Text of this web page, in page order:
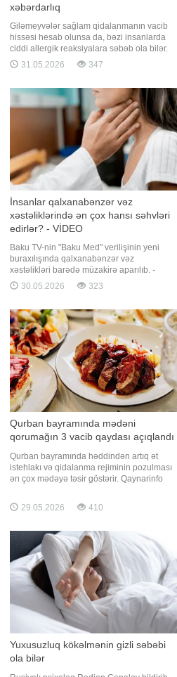
xəbərdarlıq
Giləmeyvələr sağlam qidalanmanın vacib
hissəsi hesab olunsa da, bəzi insanlarda
ciddi allergik reaksiyalara səbəb ola bilər.
Allergoloqlar bildirirlər ki, xüsusilə çiy halda
istehlak olunan bəzi giləmeyvələr immun
tətikləyə bilir. xəbər verir ki, mütəxəssisləri
31.05.2026 347
İnsanlar qalxanabənzər vəz
xəstəliklərində ən çox hansı səhvləri
edirlər? - VİDEO
Baku TV-nin "Baku Med" verilişinin yeni
buraxılışında qalxanabənzər vəz
xəstəlikləri barədə müzakirə aparılıb. -
Qalxanabənzər vəzin əsas funksiyası
nədir?. - Haşimoto necə inkişaf edir?. - Yod
Stres qalxanabənzər vəzə təsir edə bilər?. -
Saç tökülməs
30.05.2026 323
Qurban bayramında mədəni
qorumağın 3 vacib qaydası açıqlandı
Qurban bayramında həddindən artıq ət
istehlakı və qidalanma rejiminin pozulması
ən çox mədəyə təsir göstərir. Qaynarinfo
xüsusilə xroniki mədə problemləri yaşayan
şəxslər bu müddətdə bəzi vacib qaydalara
şirniyyatları
29.05.2026 410
Yuxusuzluq kökəlmənin gizli səbəbi
ola bilər